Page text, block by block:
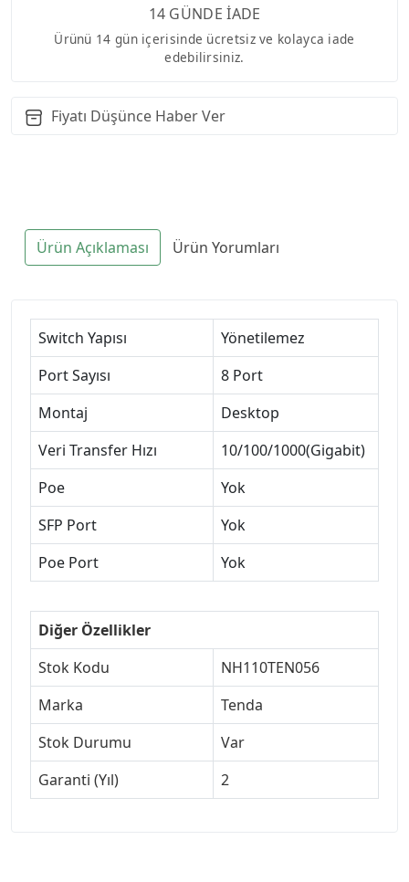
14 GÜNDE İADE
Ürünü 14 gün içerisinde ücretsiz ve kolayca iade
edebilirsiniz.
Fiyatı Düşünce Haber Ver
Ürün Açıklaması Ürün Yorumları
Switch Yapısı
Yönetilemez
Port Sayısı
8 Port
Montaj
Desktop
Veri Transfer Hızı
10/100/1000(Gigabit)
Poe
Yok
SFP Port
Yok
Poe Port
Yok
Diğer Özellikler
Stok Kodu
NH110TEN056
Marka
Tenda
Stok Durumu
Var
Garanti (Yıl)
2